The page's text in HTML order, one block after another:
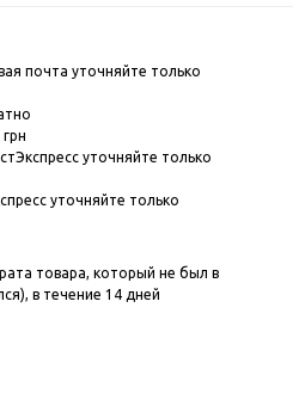
почта уточняйте только
уточняйте только
уточняйте только
товара, который не был в
в течение 14 дней